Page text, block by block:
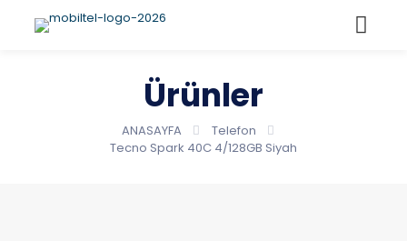
Ürünler
ANASAYFA
Telefon
Tecno Spark 40C 4/128GB Siyah